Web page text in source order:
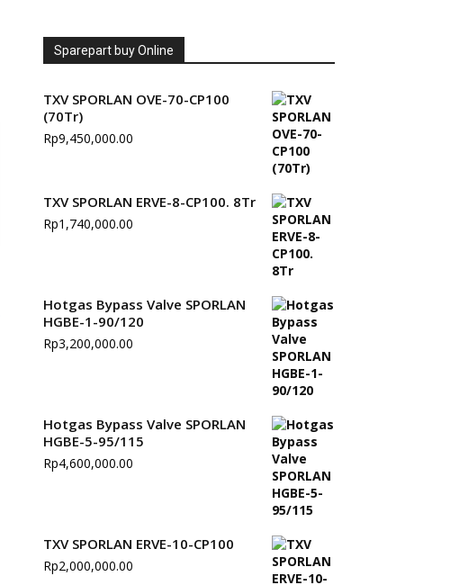
Sparepart buy Online
TXV SPORLAN OVE-70-CP100
(70Tr)
Rp9,450,000.00
TXV SPORLAN ERVE-8-CP100. 8Tr
Rp1,740,000.00
Hotgas Bypass Valve SPORLAN
HGBE-1-90/120
Rp3,200,000.00
Hotgas Bypass Valve SPORLAN
HGBE-5-95/115
Rp4,600,000.00
TXV SPORLAN ERVE-10-CP100
Rp2,000,000.00